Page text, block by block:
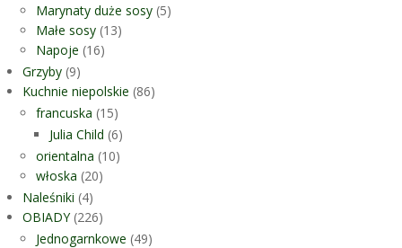
Marynaty duże sosy (5)
Małe sosy (13)
Napoje (16)
Grzyby (9)
Kuchnie niepolskie (86)
francuska (15)
Julia Child (6)
orientalna (10)
włoska (20)
Naleśniki (4)
OBIADY(226)
Jednogarnkowe (49)